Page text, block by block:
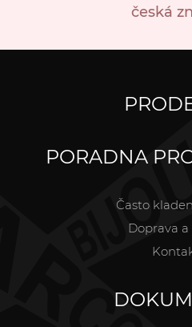
česká
PORADNA
Často
Doprava